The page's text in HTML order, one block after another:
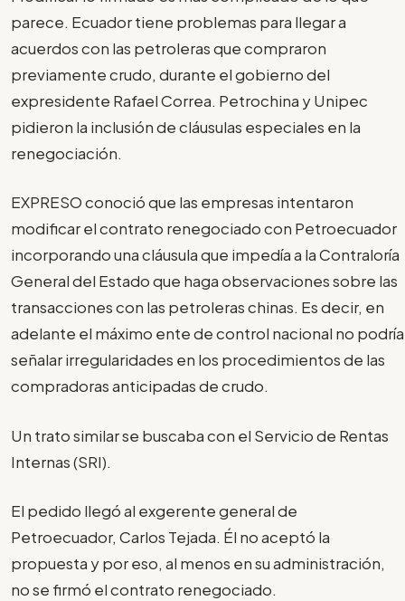
parece. Ecuador tiene problemas para llegar a
acuerdos con las petroleras que compraron
previamente crudo, durante el gobierno del
expresidente Rafael Correa. Petrochina y Unipec
pidieron la inclusión de cláusulas especiales en la
renegociación.
EXPRESO conoció que las empresas intentaron
modificar el contrato renegociado con Petroecuador
incorporando una cláusula que impedía a la Contraloría
General del Estado que haga observaciones sobre las
transacciones con las petroleras chinas. Es decir, en
adelante el máximo ente de control nacional no podría
señalar irregularidades en los procedimientos de las
compradoras anticipadas de crudo.
Un trato similar se buscaba con el Servicio de Rentas
Internas (SRI).
El pedido llegó al exgerente general de
Petroecuador, Carlos Tejada. Él no aceptó la
propuesta y por eso, al menos en su administración,
no se firmó el contrato renegociado.